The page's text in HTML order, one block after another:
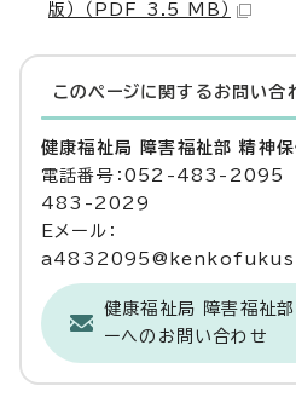
版） （PDF 3.5 MB）
このページに関する お問い合
健康福祉局 障害福祉部 精神保
電話番号：052-483-2095
483-2029
Eメール：
健康福祉局 障害福祉
ーへのお問い合わせ